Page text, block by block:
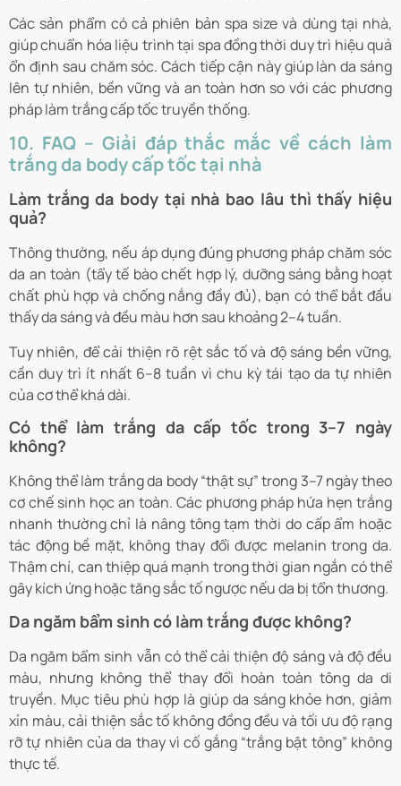
Các sản phẩm có cả phiên bản spa size và dùng tại nhà,
giúp chuẩn hóa liệu trình tại spa đồng thời duy trì hiệu quả
ổn định sau chăm sóc. Cách tiếp cận này giúp làn da sáng
lên tự nhiên, bền vững và an toàn hơn so với các phương
pháp làm trắng cấp tốc truyền thống.
10. FAQ – Giải đáp thắc mắc về cách làm
trắng da body cấp tốc tại nhà
Làm trắng da body tại nhà bao lâu thì thấy hiệu
quả?
Thông thường, nếu áp dụng đúng phương pháp chăm sóc
da an toàn (tẩy tế bào chết hợp lý, dưỡng sáng bằng hoạt
chất phù hợp và chống nắng đầy đủ), bạn có thể bắt đầu
thấy da sáng và đều màu hơn sau khoảng 2–4 tuần.
Tuy nhiên, để cải thiện rõ rệt sắc tố và độ sáng bền vững,
cần duy trì ít nhất 6–8 tuần vì chu kỳ tái tạo da tự nhiên
của cơ thể khá dài.
Có thể làm trắng da cấp tốc trong 3–7 ngày
không?
Không thể làm trắng da body “thật sự” trong 3–7 ngày theo
cơ chế sinh học an toàn. Các phương pháp hứa hẹn trắng
nhanh thường chỉ là nâng tông tạm thời do cấp ẩm hoặc
tác động bề mặt, không thay đổi được melanin trong da.
Thậm chí, can thiệp quá mạnh trong thời gian ngắn có thể
gây kích ứng hoặc tăng sắc tố ngược nếu da bị tổn thương.
Da ngăm bẩm sinh có làm trắng được không?
Da ngăm bẩm sinh vẫn có thể cải thiện độ sáng và độ đều
màu, nhưng không thể thay đổi hoàn toàn tông da di
truyền. Mục tiêu phù hợp là giúp da sáng khỏe hơn, giảm
xỉn màu, cải thiện sắc tố không đồng đều và tối ưu độ rạng
rỡ tự nhiên của da thay vì cố gắng “trắng bật tông” không
thực tế.